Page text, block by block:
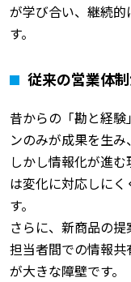
が学び合い、継続
す。
従来の営業体
昔からの「勘と経
ンのみが成果を生み
しかし情報化が進
は変化に対応しに
す。
さらに、新商品の提
担当者間での情報
が大きな障壁です。